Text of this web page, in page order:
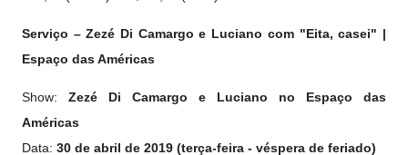
Serviço – Zezé Di Camargo e Luciano com "Eita, casei" |
Espaço das Américas
Show: Zezé Di Camargo e Luciano no Espaço das
Américas
Data: 30 de abril de 2019 (terça-feira - véspera de feriado)